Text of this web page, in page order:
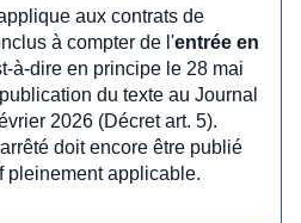
aux contrats de
à compter de l'entrée en
à-dire en principe le 28 mai
du texte au Journal
2026 (Décret art. 5).
doit encore être publié
pleinement applicable.